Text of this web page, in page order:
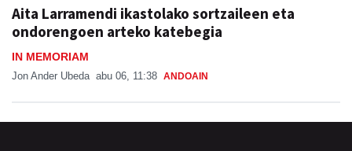
Aita Larramendi ikastolako sortzaileen eta
ondorengoen arteko katebegia
IN MEMORIAM
Jon Ander Ubeda abu 06, 11:38 ANDOAIN